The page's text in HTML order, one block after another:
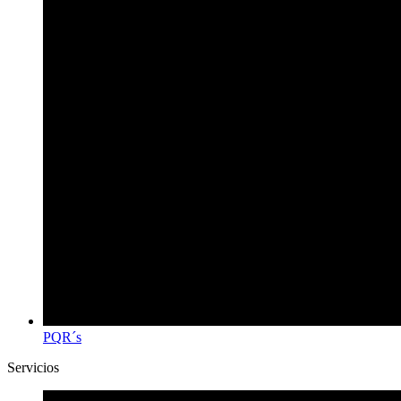
PQR´s
Servicios